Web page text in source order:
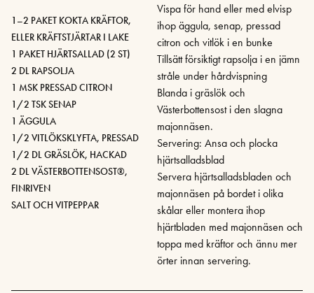
1–2 PAKET KOKTA KRÄFTOR,
ELLER KRÄFTSTJÄRTAR I LAKE
1 PAKET HJÄRTSALLAD (2 ST)
2 DL RAPSOLJA
1 MSK PRESSAD CITRON
1/2 TSK SENAP
1 ÄGGULA
1/2 VITLÖKSKLYFTA, PRESSAD
1/2 DL GRÄSLÖK, HACKAD
2 DL VÄSTERBOTTENSOST®,
FINRIVEN
SALT OCH VITPEPPAR
Vispa för hand eller med elvisp
ihop äggula, senap, pressad
citron och vitlök i en bunke
Tillsätt försiktigt rapsolja i en jämn
stråle under hårdvispning
Blanda i gräslök och
Västerbottensost i den slagna
majonnäsen.
Servering: Ansa och plocka
hjärtsalladsblad
Servera hjärtsalladsbladen och
majonnäsen på bordet i olika
skålar eller montera ihop
hjärtbladen med majonnäsen och
toppa med kräftor och ännu mer
örter innan servering.